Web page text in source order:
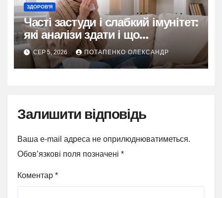
ЗДОРОВ'Я
Часті застуди і слабкий імунітет:
які аналізи здати і що
перевірити
СЕР 5, 2026 ПОТАПЕНКО ОЛЕКСАНДР
Залишити відповідь
Ваша e-mail адреса не оприлюднюватиметься.
Обов’язкові поля позначені *
Коментар *